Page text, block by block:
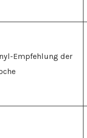
Empfehlung der